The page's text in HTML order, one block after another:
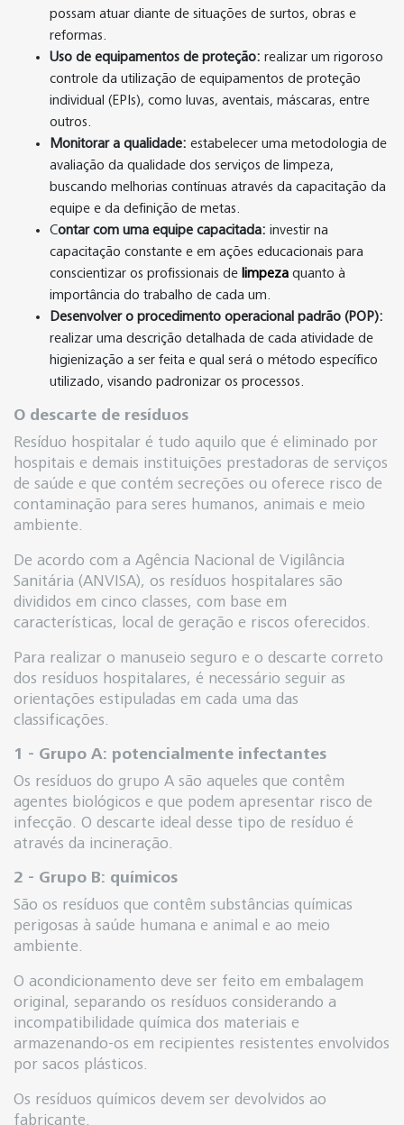
possam atuar diante de situações de surtos, obras e
reformas.
Uso de equipamentos de proteção: realizar um rigoroso
controle da utilização de equipamentos de proteção
individual (EPIs), como luvas, aventais, máscaras, entre
outros.
Monitorar a qualidade: estabelecer uma metodologia de
avaliação da qualidade dos serviços de limpeza,
buscando melhorias contínuas através da capacitação da
equipe e da definição de metas.
Contar com uma equipe capacitada: investir na
capacitação constante e em ações educacionais para
conscientizar os profissionais de limpeza quanto à
importância do trabalho de cada um.
Desenvolver o procedimento operacional padrão (POP):
realizar uma descrição detalhada de cada atividade de
higienização a ser feita e qual será o método específico
utilizado, visando padronizar os processos.
O descarte de resíduos
Resíduo hospitalar é tudo aquilo que é eliminado por
hospitais e demais instituições prestadoras de serviços
de saúde e que contém secreções ou oferece risco de
contaminação para seres humanos, animais e meio
ambiente.
De acordo com a Agência Nacional de Vigilância
Sanitária (ANVISA), os resíduos hospitalares são
divididos em cinco classes, com base em
características, local de geração e riscos oferecidos.
Para realizar o manuseio seguro e o descarte correto
dos resíduos hospitalares, é necessário seguir as
orientações estipuladas em cada uma das
classificações.
1 - Grupo A: potencialmente infectantes
Os resíduos do grupo A são aqueles que contêm
agentes biológicos e que podem apresentar risco de
infecção. O descarte ideal desse tipo de resíduo é
através da incineração.
2 - Grupo B: químicos
São os resíduos que contêm substâncias químicas
perigosas à saúde humana e animal e ao meio
ambiente.
O acondicionamento deve ser feito em embalagem
original, separando os resíduos considerando a
incompatibilidade química dos materiais e
armazenando-os em recipientes resistentes envolvidos
por sacos plásticos.
Os resíduos químicos devem ser devolvidos ao
fabricante.